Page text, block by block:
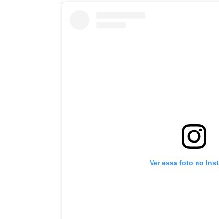
Ver essa foto no